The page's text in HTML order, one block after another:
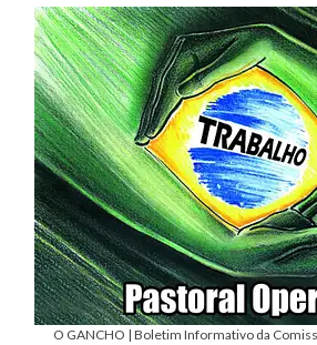
O GANCHO | Boletim Informativo da